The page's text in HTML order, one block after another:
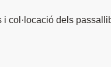
i col·locació dels